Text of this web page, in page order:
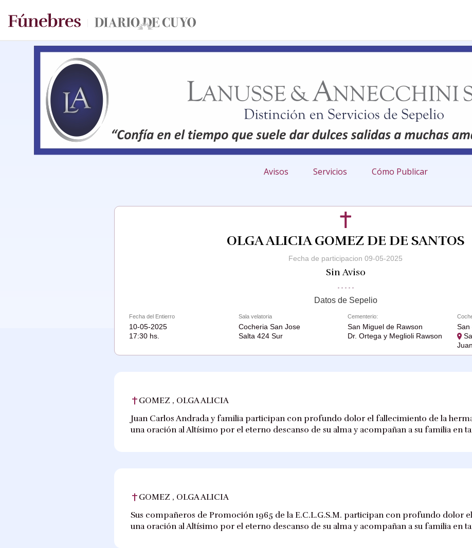
Avisos Servicios Cómo Publicar
OLGA ALICIA GOMEZ DE DE SANTOS
Fecha de participacion 09-05-2025
Sin Aviso
Datos de Sepelio
Fecha del Entierro
10-05-2025
17:30 hs.
Sala velatoria
Cocheria San Jose
Salta 424 Sur
Cementerio:
San Miguel de Rawson
Dr. Ortega y Meglioli Rawson
San
Juan
GOMEZ , OLGA ALICIA
Juan Carlos Andrada y familia participan con profundo dolor el fallecimiento de la
una oración al Altísimo por el eterno descanso de su alma y acompañan a su familia en
GOMEZ , OLGA ALICIA
Sus compañeros de Promoción 1965 de la E.C.L.G.S.M. participan con profundo dolor
una oración al Altísimo por el eterno descanso de su alma y acompañan a su familia en